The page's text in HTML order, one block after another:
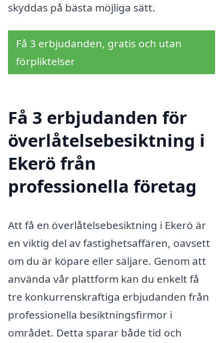
skyddas på bästa möjliga sätt.
Få 3 erbjudanden, gratis och utan
förpliktelser
Få 3 erbjudanden för
överlåtelsebesiktning i
Ekerö från
professionella företag
Att få en överlåtelsebesiktning i Ekerö är
en viktig del av fastighetsaffären, oavsett
om du är köpare eller säljare. Genom att
använda vår plattform kan du enkelt få
tre konkurrenskraftiga erbjudanden från
professionella besiktningsfirmor i
området. Detta sparar både tid och